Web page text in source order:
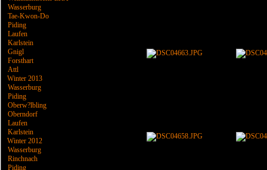
Wasserburg
Tae-Kwon-Do
Piding
Laufen
Karlstein
Gnigl
Forsthart
Attl
Winter 2013
Wasserburg
Piding
Oberw?lbling
Oberndorf
Laufen
Karlstein
Winter 2012
Wasserburg
Rinchnach
Piding